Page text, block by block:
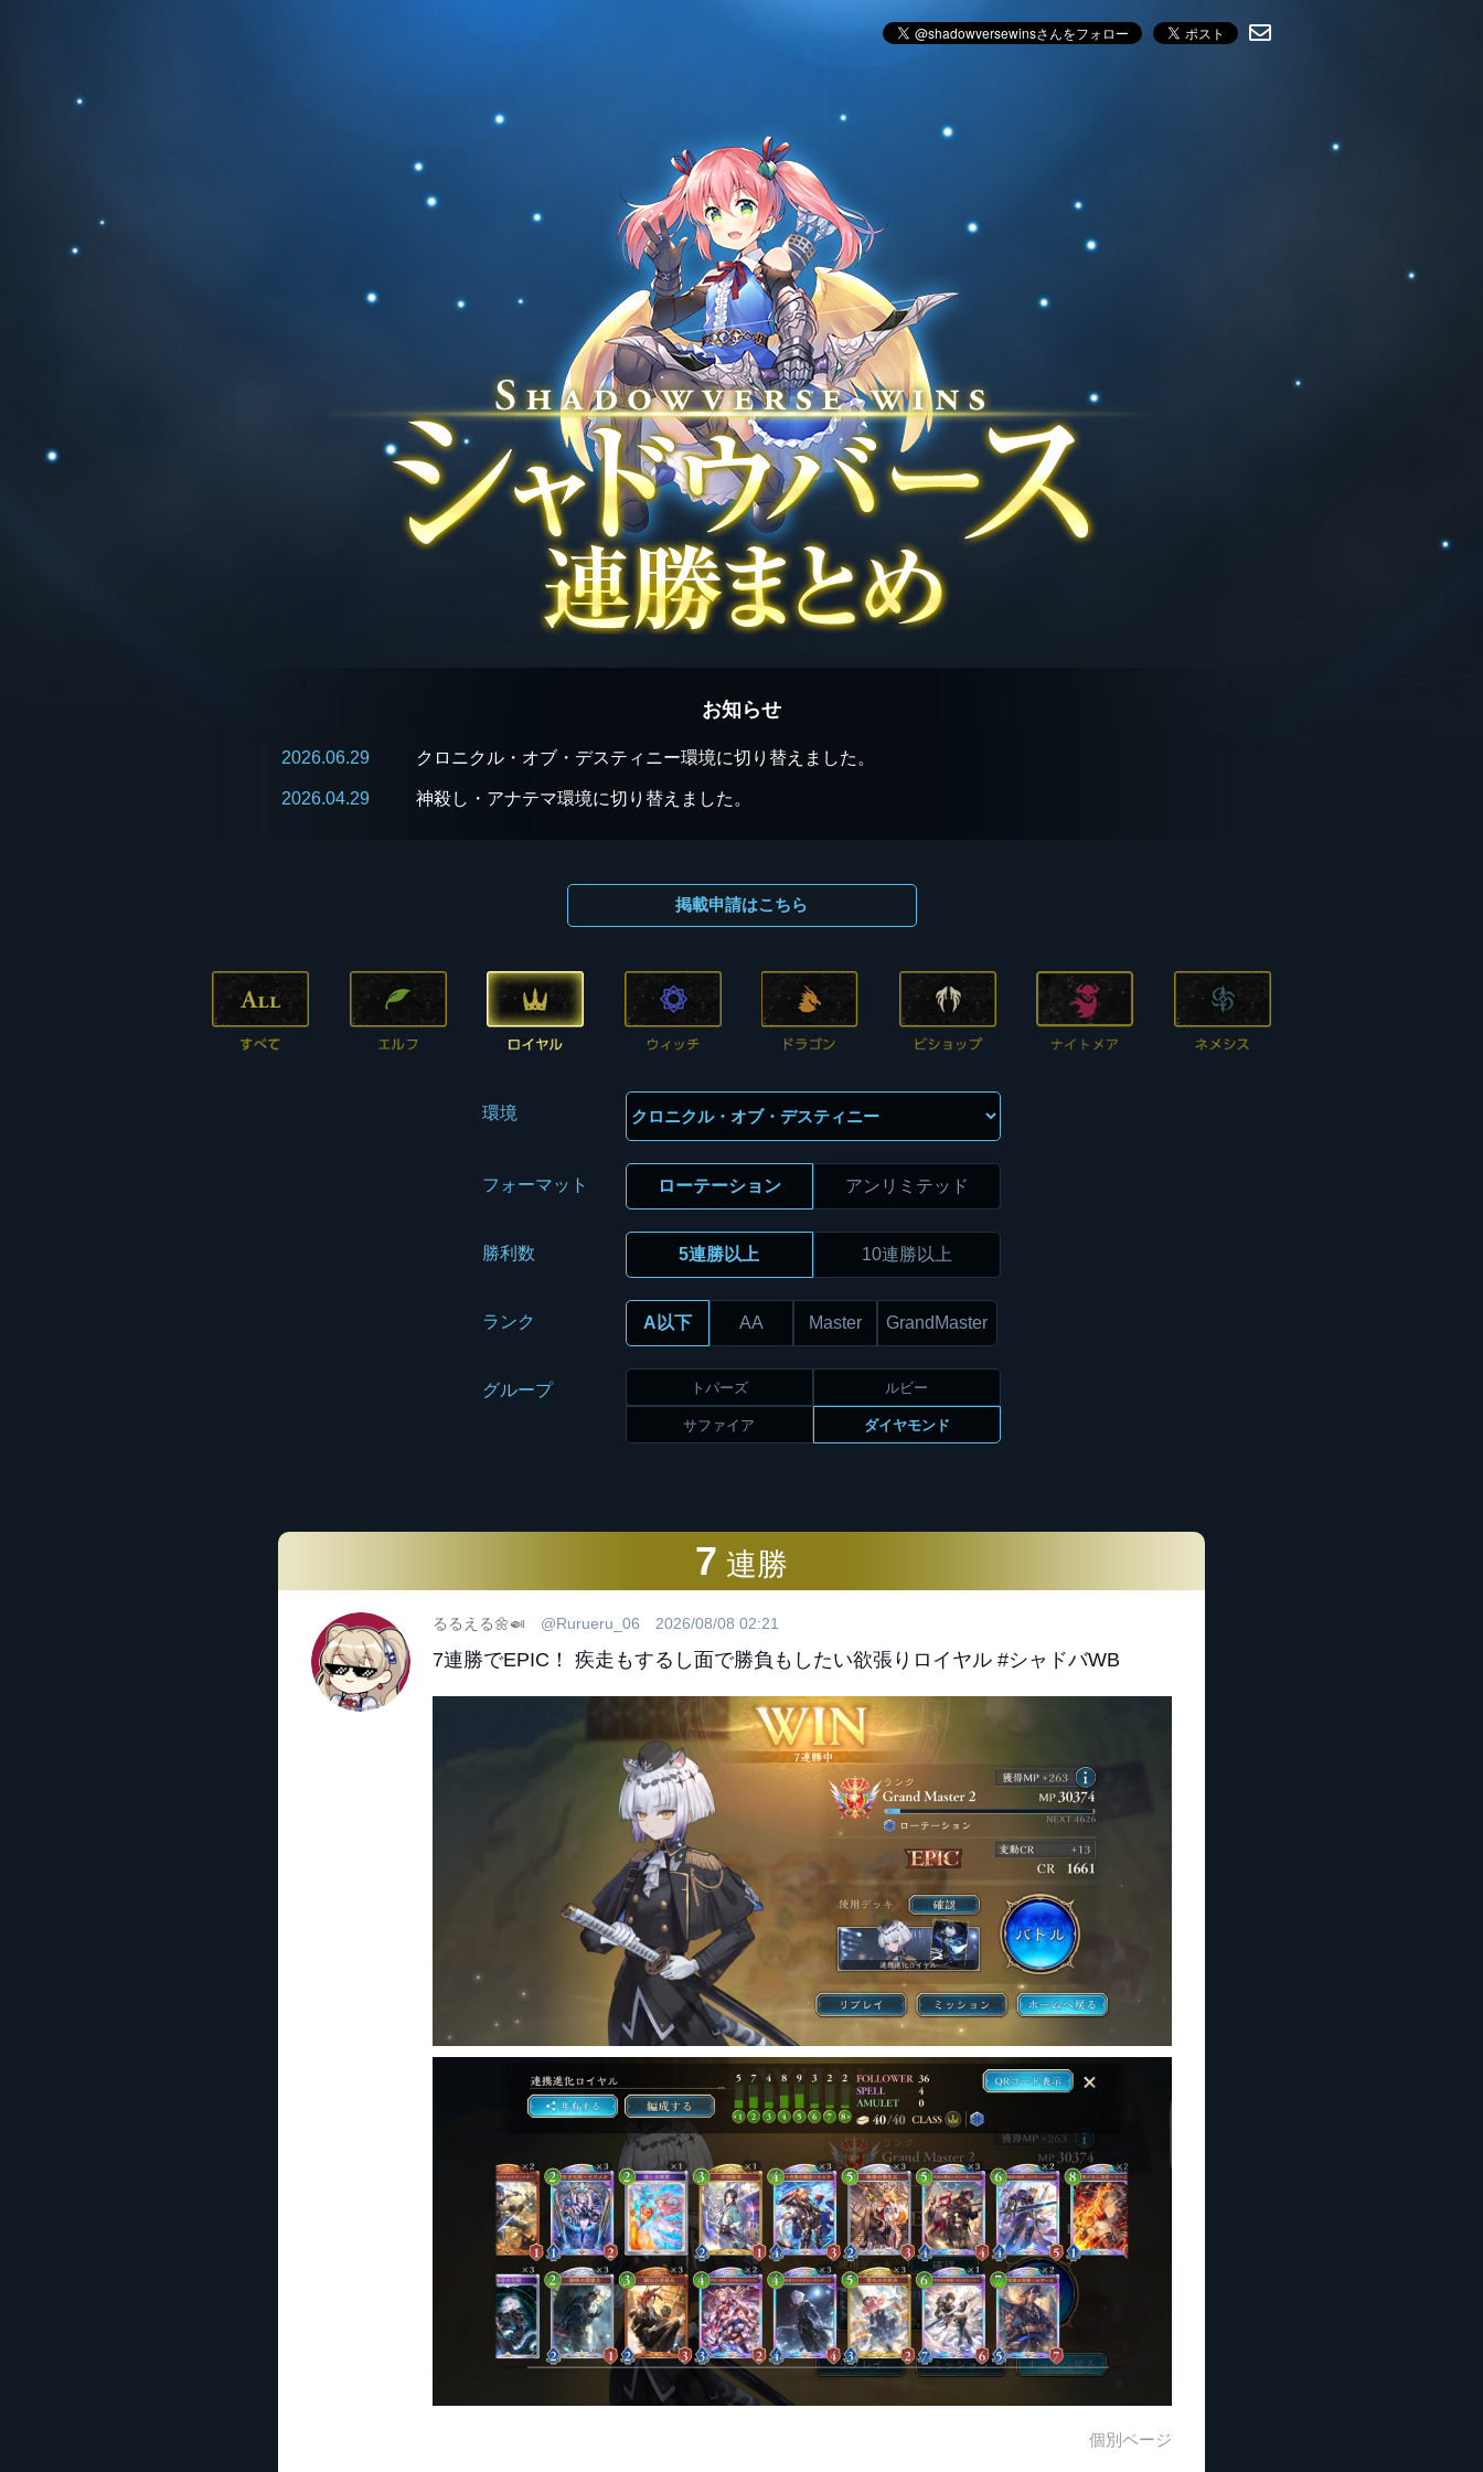
お知らせ
2026.06.29 クロニクル・オブ・デスティニー環境に切り替えました。
2026.04.29 神殺し・アナテマ環境に切り替えました。
掲載申請はこちら
環境
フォーマット ローテーション アンリミテッド
勝利数 5連勝以上 10連勝以上
ランク A以下 AA Master GrandMaster
グループ トパーズ ルビー
サファイア ダイヤモンド
7 連勝
るるえる🌼🍛 @Rurueru_06 2026/08/08 02:21
7連勝でEPIC！ 疾走もするし面で勝負もしたい欲張りロイヤル #シャドバWB
個別ページ